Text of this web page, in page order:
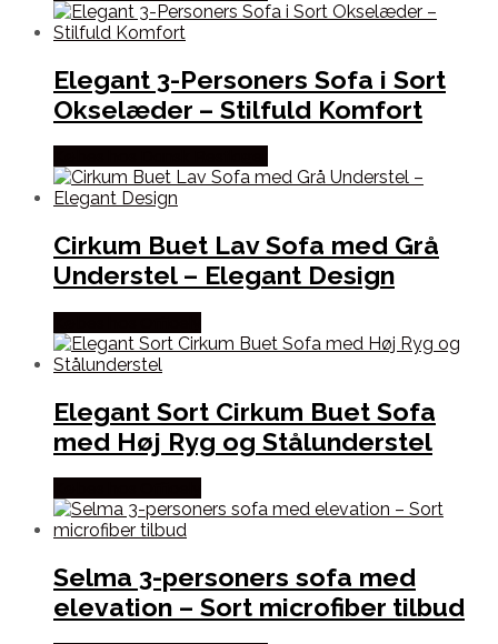
Elegant 3-Personers Sofa i Sort
Okselæder – Stilfuld Komfort
Cirkum Buet Lav Sofa med Grå
Understel – Elegant Design
Elegant Sort Cirkum Buet Sofa
med Høj Ryg og Stålunderstel
Selma 3-personers sofa med
elevation – Sort microfiber tilbud